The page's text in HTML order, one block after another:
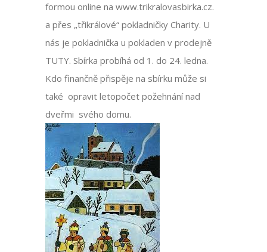
formou online na www.trikralovasbirka.cz.
a přes „třikrálové“ pokladničky Charity. U
nás je pokladnička u pokladen v prodejně
TUTY. Sbírka probíhá od 1. do 24. ledna.
Kdo finančně přispěje na sbírku může si
také opravit letopočet požehnání nad
dveřmi svého domu.